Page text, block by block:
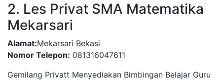
2. Les Privat SMA Matematika
Mekarsari
Alamat:Mekarsari Bekasi
Nomor Telepon: 081316047611
Gemilang Privatt Menyediakan Bimbingan Belajar Guru